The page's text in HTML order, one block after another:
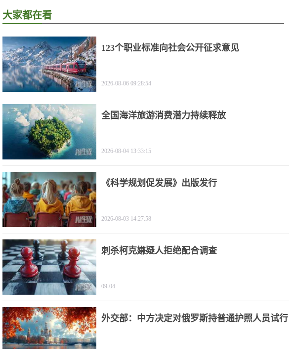
大家都在看
123个职业标准向社会公开征求意见
2026-08-06 09:28:54
全国海洋旅游消费潜力持续释放
2026-08-04 13:33:15
《科学规划促发展》出版发行
2026-08-03 14:27:58
刺杀柯克嫌疑人拒绝配合调查
09-04
外交部：中方决定对俄罗斯持普通护照人员试行